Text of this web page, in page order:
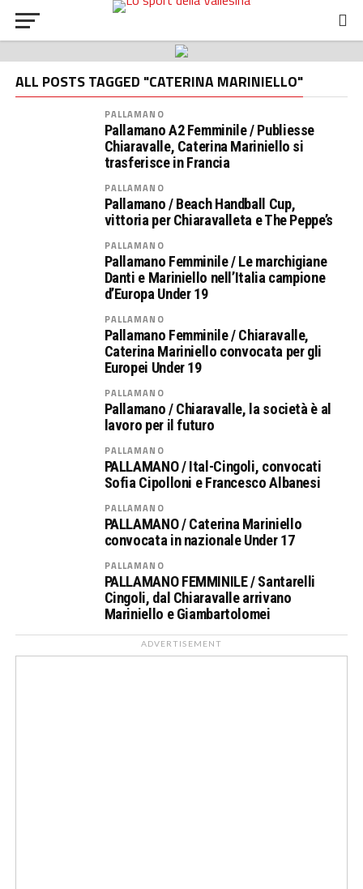
ALL POSTS TAGGED "CATERINA MARINIELLO"
PALLAMANO
Pallamano A2 Femminile / Publiesse
Chiaravalle, Caterina Mariniello si
trasferisce in Francia
PALLAMANO
Pallamano / Beach Handball Cup,
vittoria per Chiaravalleta e The Peppe’s
PALLAMANO
Pallamano Femminile / Le marchigiane
Danti e Mariniello nell’Italia campione
d’Europa Under 19
PALLAMANO
Pallamano Femminile / Chiaravalle,
Caterina Mariniello convocata per gli
Europei Under 19
PALLAMANO
Pallamano / Chiaravalle, la società è al
lavoro per il futuro
PALLAMANO
PALLAMANO / Ital-Cingoli, convocati
Sofia Cipolloni e Francesco Albanesi
PALLAMANO
PALLAMANO / Caterina Mariniello
convocata in nazionale Under 17
PALLAMANO
PALLAMANO FEMMINILE / Santarelli
Cingoli, dal Chiaravalle arrivano
Mariniello e Giambartolomei
ADVERTISEMENT